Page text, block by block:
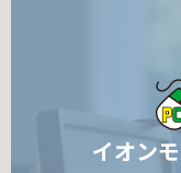
イオン